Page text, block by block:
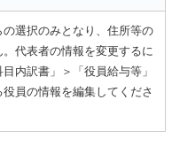
選択のみとなり、住所等の
代表者の情報を変更するに
内訳書」＞「役員給与等」
員の情報を編集してくださ